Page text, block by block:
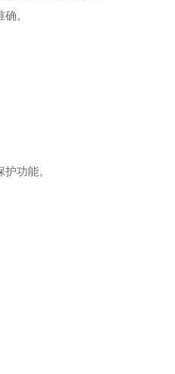
。
功能。